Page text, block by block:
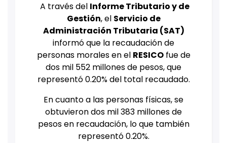
A través del Informe Tributario y de
Gestión, el Servicio de
Administración Tributaria (SAT)
informó que la recaudación de
personas morales en el RESICOfue de
dos mil 552 millones de pesos, que
representó 0.20% del total recaudado.
En cuanto a las personas físicas, se
obtuvieron dos mil 383 millones de
pesos en recaudación, lo que también
representó 0.20%.